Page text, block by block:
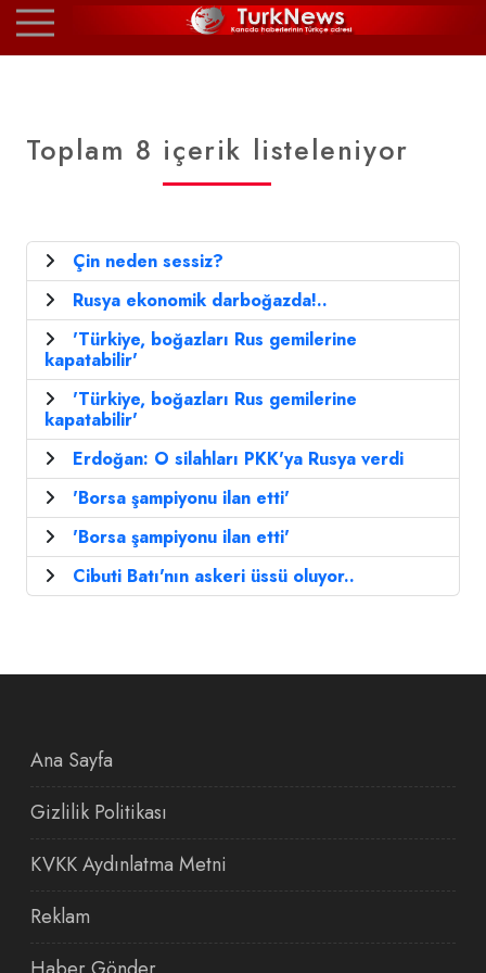
Toplam 8 içerik listeleniyor
Çin neden sessiz?
Rusya ekonomik darboğazda!..
'Türkiye, boğazları Rus gemilerine
kapatabilir'
'Türkiye, boğazları Rus gemilerine
kapatabilir'
Erdoğan: O silahları PKK'ya Rusya verdi
'Borsa şampiyonu ilan etti'
'Borsa şampiyonu ilan etti'
Cibuti Batı'nın askeri üssü oluyor..
Ana Sayfa
Gizlilik Politikası
KVKK Aydınlatma Metni
Reklam